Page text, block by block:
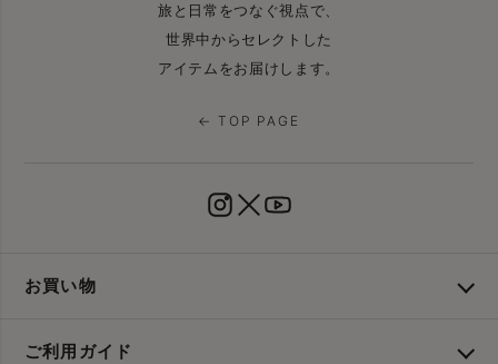
旅と日常をつなぐ視点で、
世界中からセレクトした
アイテムをお届けします。
← TOP PAGE
お買い物
ご利用ガイド